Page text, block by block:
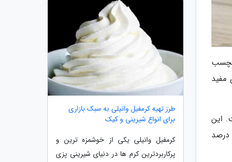
مفید
و 3 گرم چربی است. این
نوشیدنی 22 درصد احتیاج روزانه بدن به کلیسم، 16 درصد سدیم، 29 درصد ریبوفلاوین، 22 درصد ویتامین B12، و 13 درصد
طرز تهیه کرمفیل وانیلی به سبک بازاری
برای انواع شیرینی و کیک
کرمفیل وانیلی یکی از خوشمزه ترین و
پرکاربردترین کرم ها در دنیای شیرینی پزی